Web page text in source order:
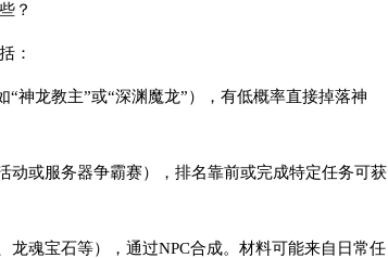
？
：
“神龙教主”或“深渊魔龙”），有低概率直接掉落神
动或服务器争霸赛），排名靠前或完成特定任务可获
龙魂宝石等），通过NPC合成。材料可能来自日常任